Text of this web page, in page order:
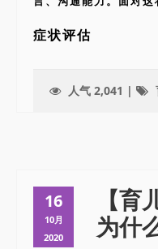
症状评估
人气 2,041 |
16
10月
2020
【育
为什